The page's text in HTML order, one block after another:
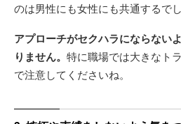
のは男性にも女性にも共通するでし
アプローチがセクハラにならない
りません。 特に職場では大きなト
で注意してくださいね。